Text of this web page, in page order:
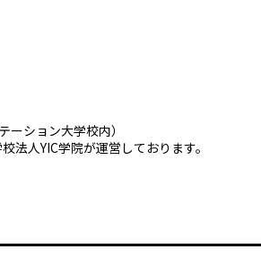
ション大学校内）
人YIC学院が運営しております。